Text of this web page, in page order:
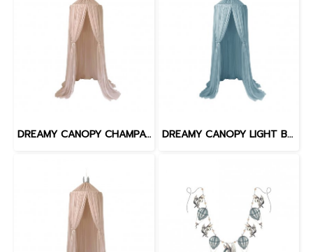
DREAMY CANOPY CHAMPAGHE GOLD DREAMY CANOPY LIGHT BLUE SILVER